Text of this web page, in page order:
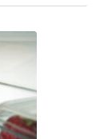
новые